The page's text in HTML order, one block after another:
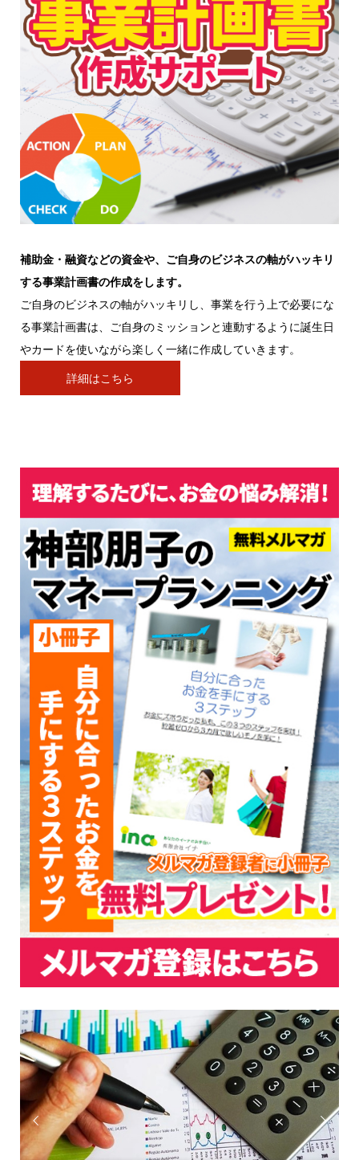
補助金・融資などの資金や、ご自身のビジネスの軸がハッキリ
する事業計画書の作成をします。
ご自身のビジネスの軸がハッキリし、事業を行う上で必要にな
る事業計画書は、ご自身のミッションと連動するように誕生日
やカードを使いながら楽しく一緒に作成していきます。
詳細はこちら
 